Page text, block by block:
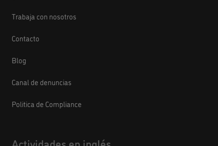
Trabaja con nosotros
Contacto
Blog
Canal de denuncias
Politica de Compliance